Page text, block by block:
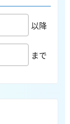
以降
まで